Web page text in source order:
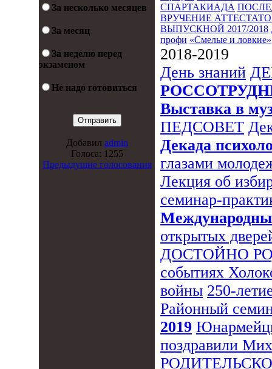
За несколько месяцев
За месяц
За неделю перед
экзаменом
Не надо готовиться
Добавил admin
Голоса: 1255
Предыдущие голосования
СПАРТАКИАДА
ВРУЧЕНИЕ
ВЫПУСКНОЙ 2017/2018
профи «Смелые и ловкие»
2018-2019
День знаний
Выставка в
ПЕДСОВЕТ
Декада
глазами
Лекция об
семинар-
открытых
ДОСТОЙНО
событиях
войны 250-
Районный
2019
поздравили